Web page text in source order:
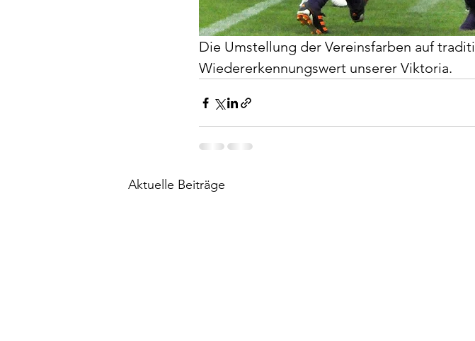
Die Umstellung der Vereinsfarben auf
Wiedererkennungswert unserer Viktoria.
Aktuelle Beiträge